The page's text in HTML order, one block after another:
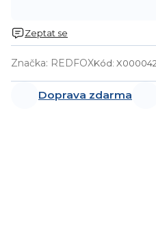
Značka: REDFOXKód:
Zeptat se
Doprava zdarma